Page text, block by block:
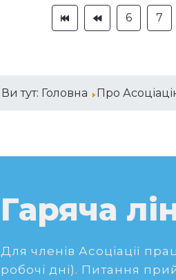
6 7
Ви тут: Головна Про
Гаряча
Для членів Асоціації
робочі дні). Питання